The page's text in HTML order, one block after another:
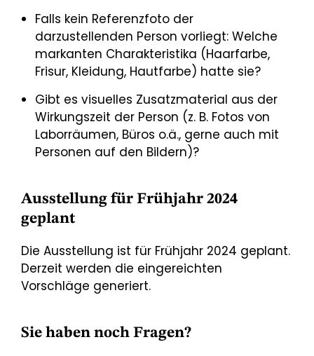
Falls kein Referenzfoto der
darzustellenden Person vorliegt: Welche
markanten Charakteristika (Haarfarbe,
Frisur, Kleidung, Hautfarbe) hatte sie?
Gibt es visuelles Zusatzmaterial aus der
Wirkungszeit der Person (z. B. Fotos von
Laborräumen, Büros o.ä., gerne auch mit
Personen auf den Bildern)?
Ausstellung für Frühjahr 2024
geplant
Die Ausstellung ist für Frühjahr 2024 geplant.
Derzeit werden die eingereichten
Vorschläge generiert.
Sie haben noch Fragen?